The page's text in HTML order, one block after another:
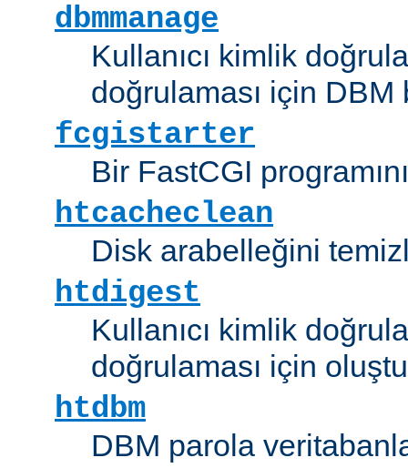
dbmmanage
Kullanıcı kimlik
doğrulaması için
fcgistarter
Bir FastCGI programını
htcacheclean
Disk arabelleğini
htdigest
Kullanıcı kimlik
doğrulaması için
htdbm
DBM parola